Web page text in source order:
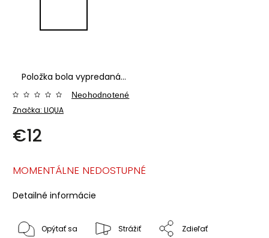
Položka bola vypredaná…
Značka: LIQUA
Neohodnotené
€12
MOMENTÁLNE NEDOSTUPNÉ
Detailné informácie
Opýtať sa Strážiť Zdieľať